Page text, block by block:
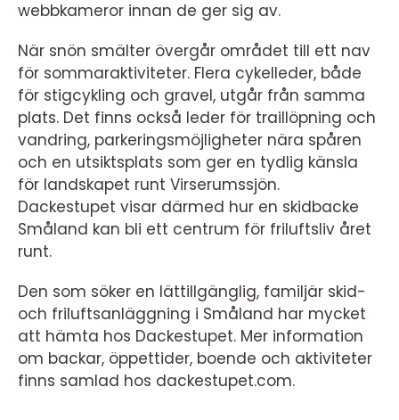
webbkameror innan de ger sig av.
När snön smälter övergår området till ett nav
för sommaraktiviteter. Flera cykelleder, både
för stigcykling och gravel, utgår från samma
plats. Det finns också leder för traillöpning och
vandring, parkeringsmöjligheter nära spåren
och en utsiktsplats som ger en tydlig känsla
för landskapet runt Virserumssjön.
Dackestupet visar därmed hur en skidbacke
Småland kan bli ett centrum för friluftsliv året
runt.
Den som söker en lättillgänglig, familjär skid-
och friluftsanläggning i Småland har mycket
att hämta hos Dackestupet. Mer information
om backar, öppettider, boende och aktiviteter
finns samlad hos dackestupet.com.